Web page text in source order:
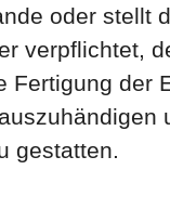
oder stellt
verpflichtet,
Fertigung der
gestatten.